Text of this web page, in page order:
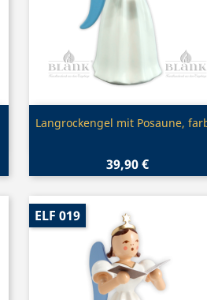
Vorschau
Langrockengel mit Posaune,
39,90 €
ELF 019